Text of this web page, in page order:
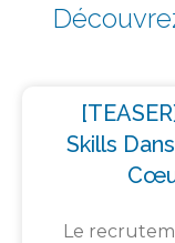
Skills
Le